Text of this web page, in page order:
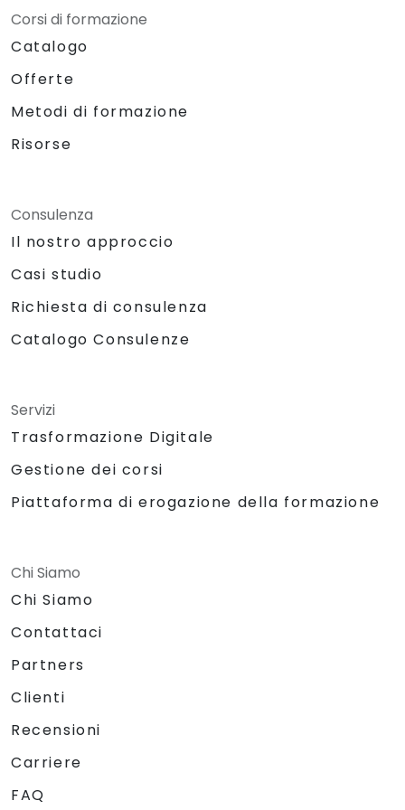
Corsi di formazione
Catalogo
Offerte
Metodi di formazione
Risorse
Consulenza
Il nostro approccio
Casi studio
Richiesta di consulenza
Catalogo Consulenze
Servizi
Trasformazione Digitale
Gestione dei corsi
Piattaforma di erogazione della formazione
Chi Siamo
Chi Siamo
Contattaci
Partners
Clienti
Recensioni
Carriere
FAQ